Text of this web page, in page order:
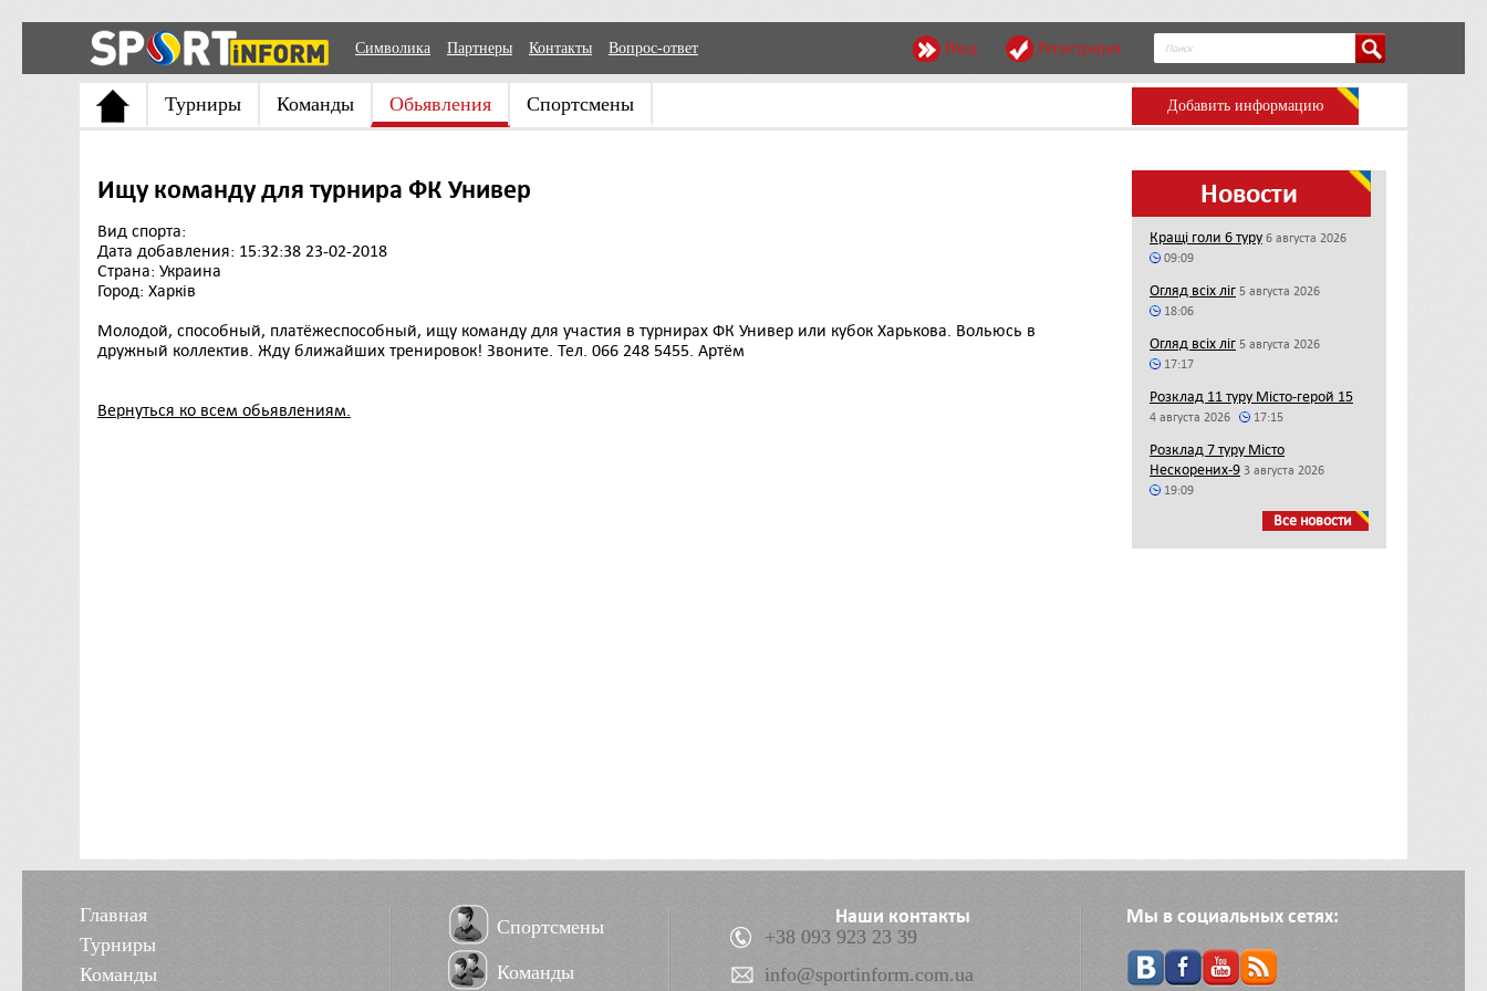
Символика Партнеры Контакты Вопрос-ответ Вход Регистрация
Турниры Команды Обьявления Спортсмены Добавить информацию
Ищу команду для турнира ФК Универ
Вид спорта:
Дата добавления: 15:32:38 23-02-2018
Страна: Украина
Город: Харків
Молодой, способный, платёжеспособный, ищу команду для участия в турнирах ФК Универ или кубок Харькова. Вольюсь в
дружный коллектив. Жду ближайших тренировок! Звоните. Тел. 066 248 5455. Артём
Вернуться ко всем обьявлениям.
Новости
Кращі голи 6 туру 6 августа 2026
09:09
Огляд всіх ліг 5 августа 2026
18:06
Огляд всіх ліг 5 августа 2026
17:17
Розклад 11 туру Місто-герой 15
4 августа 2026 17:15
Розклад 7 туру Місто
Нескорених-9 3 августа 2026
19:09
Все новости
Главная
Турниры
Команды
Спортсмены
Команды
Наши контакты
+38 093 923 23 39
info@sportinform.com.ua
Мы в социальных сетях: